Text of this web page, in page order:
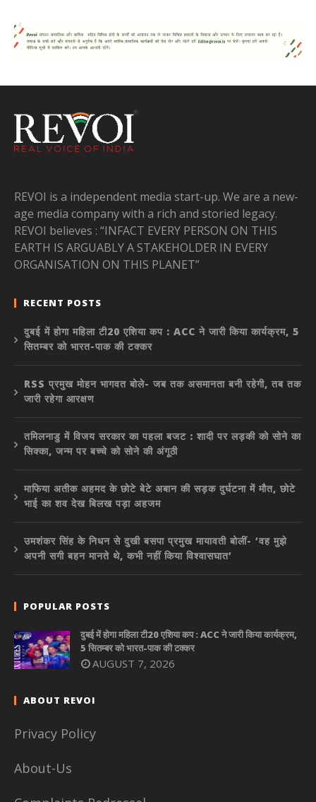
REVOI is a independent media start-up. We are a new-
age media company with a rich and storied legacy.
REVOI believes : “INFACT EVERY PERSON ON THIS
EARTH IS ARGUABLY A STAKEHOLDER IN EVERY
ORGANISATION ON THIS PLANET”
RECENT POSTS
दुबई में होगा महिला टी20 एशिया कप : ACC ने जारी किया कार्यक्रम, 5
सितम्बर को भारत-पाक की टक्कर
RSS प्रमुख मोहन भागवत बोले- जब तक असमानता बनी रहेगी, तब तक
जारी रहेगा आरक्षण
तमिलनाडु में विजय सरकार का पहला बजट : शादी पर लड़की को सोने का
सिक्का, जन्म पर बच्चे को सोने की अंगूठी
माफिया अतीक अहमद के छोटे बेटे अबान की सड़क दुर्घटना में मौत, छोटे
भाई का शव देख बिलख पड़ा अहजम
उमशंकर सिंह के निधन से दुखी बसपा प्रमुख मायावती बोलीं- ‘वह मुझे
अपनी सगी बहन मानते थे, कभी नहीं किया विश्वासघात’
POPULAR POSTS
दुबई में होगा महिला टी20 एशिया कप : ACC ने जारी किया कार्यक्रम,
5 सितम्बर को भारत-पाक की टक्कर
AUGUST 7, 2026
ABOUT REVOI
Privacy Policy
About-Us